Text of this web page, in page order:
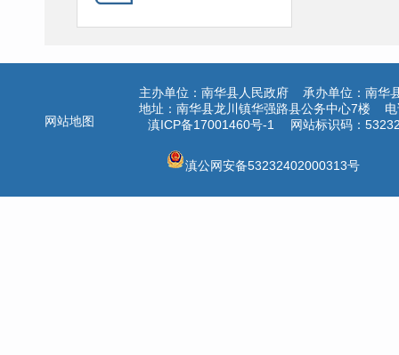
网站地图
主办单位：南华县人民政府 承办单位：南华
地址：南华县龙川镇华强路县公务中心7楼
滇ICP备17001460号-1
网站标识码：
滇公网安备53232402000313号